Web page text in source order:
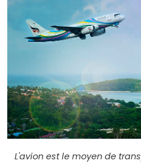
L'avion est le moyen de